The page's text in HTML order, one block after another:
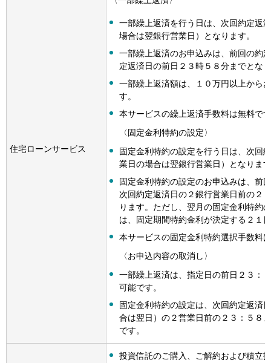
住宅ローンサービス
一部繰上返済を行う日は、次回約定返
場合は翌銀行営業日）となります。
一部繰上返済のお申込みは、前回の約
定返済日の前日２３時５８分までとな
一部繰上返済額は、１０万円以上から
す。
本サービスの繰上返済手数料は無料で
〈固定金利特約の設定〉
固定金利特約の設定を行う日は、次回
業日の場合は翌銀行営業日）となりま
固定金利特約の設定のお申込みは、前
次回約定返済日の２銀行営業日前の２
ります。ただし、翌月の固定金利特約
は、固定期間特約金利が決定する２１
本サービスの固定金利特約選択手数料
〈お申込内容の取消し〉
一部繰上返済は、指定日の前日２３：
可能です。
固定金利特約の設定は、次回約定返済
合は翌日）の２営業日前の２３：５８
です。
投資信託のご購入、ご解約および積立